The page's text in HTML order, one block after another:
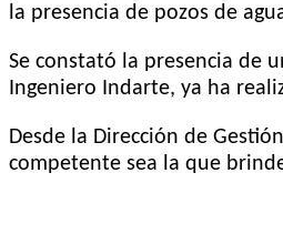
la presencia de pozos de
Se constató la presencia de
Ingeniero Indarte, ya ha
Desde la Dirección de
competente sea la que